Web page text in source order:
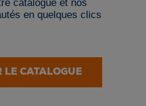
catalogue et nos
en quelques clics
LE CATALOGUE